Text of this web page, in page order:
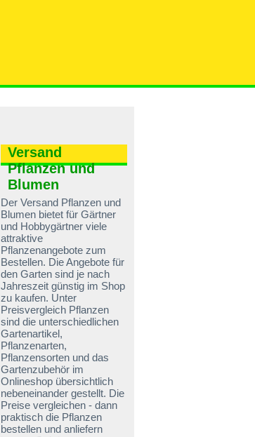
Versand
Pflanzen und
Blumen
Der Versand Pflanzen und
Blumen bietet für Gärtner
und Hobbygärtner viele
attraktive
Pflanzenangebote zum
Bestellen. Die Angebote für
den Garten sind je nach
Jahreszeit günstig im Shop
zu kaufen. Unter
Preisvergleich Pflanzen
sind die unterschiedlichen
Gartenartikel,
Pflanzenarten,
Pflanzensorten und das
Gartenzubehör im
Onlineshop übersichtlich
nebeneinander gestellt. Die
Preise vergleichen - dann
praktisch die Pflanzen
bestellen und anliefern